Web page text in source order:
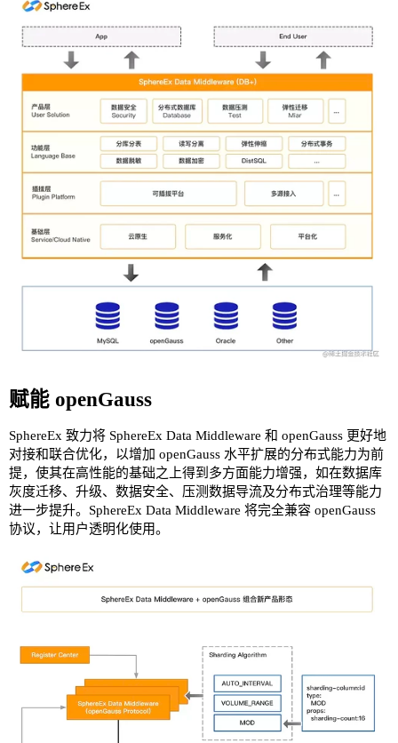
赋能 openGauss
SphereEx 致力将 SphereEx Data Middleware 和 openGauss 更好地
对接和联合优化，以增加 openGauss 水平扩展的分布式能力为前
提，使其在高性能的基础之上得到多方面能力增强，如在数据库
灰度迁移、升级、数据安全、压测数据导流及分布式治理等能力
进一步提升。SphereEx Data Middleware 将完全兼容 openGauss
协议，让用户透明化使用。